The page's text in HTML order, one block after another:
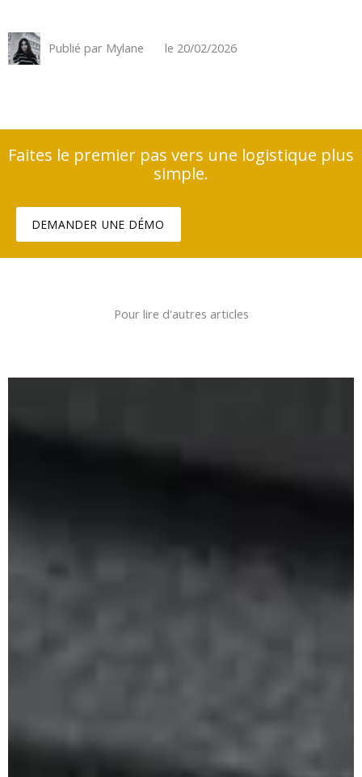
Publié par Mylane le 20/02/2026
Faites le premier pas vers une logistique plus
simple.
DEMANDER UNE DÉMO
Pour lire d'autres articles